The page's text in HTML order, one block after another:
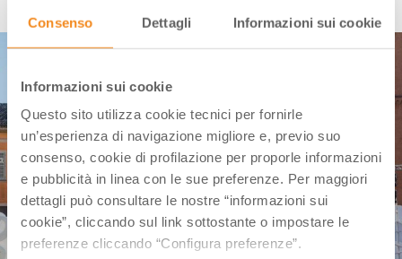
Consenso Dettagli Informazioni sui cookie
Informazioni sui cookie
Questo sito utilizza cookie tecnici per fornirle
un’esperienza di navigazione migliore e, previo suo
consenso, cookie di profilazione per proporle informazioni
e pubblicità in linea con le sue preferenze. Per maggiori
dettagli può consultare le nostre “informazioni sui
cookie”, cliccando sul link sottostante o impostare le
preferenze cliccando “Configura preferenze”.